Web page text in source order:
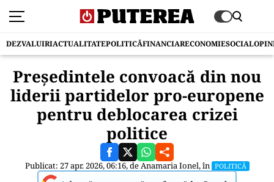
DEZVALUIRIACTUALITATEPOLITICĂFINANCIARECONOMIESOCIAL
Președintele convoacă din nou
liderii partidelor pro-europene
pentru deblocarea crizei
politice
Publicat: 27 apr. 2026, 06:16, deAnamaria Ionel, în POLITICĂ